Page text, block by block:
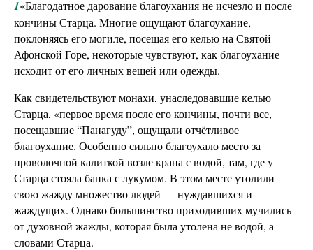
1«Благодатное дарование благоухания не исчезло и после
кончины Старца. Многие ощущают благоухание,
поклоняясь его могиле, посещая его келью на Святой
Афонской Горе, некоторые чувствуют, как благоухание
исходит от его личных вещей или одежды.
Как свидетельствуют монахи, унаследовавшие келью
Старца, «первое время после его кончины, почти все,
посещавшие “Панагуду”, ощущали отчётливое
благоухание. Особенно сильно благоухало место за
проволочной калиткой возле крана с водой, там, где у
Старца стояла банка с лукумом. В этом месте утолили
свою жажду множество людей — нуждавшихся и
жаждущих. Однако большинство приходивших мучились
от духовной жажды, которая была утолена не водой, а
словами Старца.